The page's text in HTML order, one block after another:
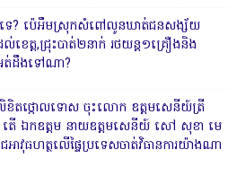
េ? ប៉េអឹមស្រុកសំពៅលូនឃាត់ជនសង្ស័យ
ខេត្ត,ជ្រុះបាត់២នាក់ រថយន្ត១គ្រឿងនិង
ត់ដឹងទៅណា?
ើលិខិតថ្កោលទោស ចុះលោក ឧត្តមសេនីយ៍ត្រី
តើ ឯកឧត្តម នាយឧត្តមសេនីយ៍ សៅ សុខា មេ
ជអាវុធហត្ថលើផ្ទៃប្រទេសចាត់វិធានការយ៉ាងណា